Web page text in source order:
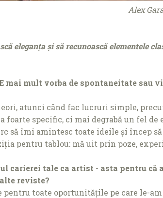
Alex
eleganța și să recunoască elementele
mai mult vorba de spontaneitate sau
atunci când fac lucruri simple,
foarte specific, ci mai degrabă un fel
să îmi amintesc toate ideile și încep
pentru tablou: mă uit prin poze,
carierei tale ca artist - asta pentru
reviste?
pentru toate oportunitățile pe care le-